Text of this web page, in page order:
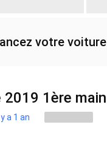
votre voiture
1ère main
a 1 an